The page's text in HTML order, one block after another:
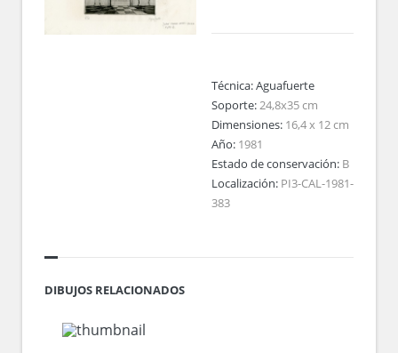
Técnica:Aguafuerte
Soporte:24,8x35 cm
Dimensiones: 16,4 x 12 cm
Año: 1981
Estado de conservación: B
Localización: PI3-CAL-1981-
383
DIBUJOS RELACIONADOS